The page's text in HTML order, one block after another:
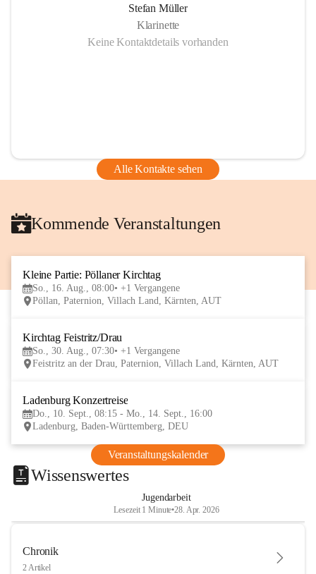
Stefan Müller
Klarinette
Keine Kontaktdetails vorhanden
Alle Kontakte sehen
Kommende Veranstaltungen
Kleine Partie: Pöllaner Kirchtag
So., 16. Aug., 08:00 +1 Vergangene
Pöllan, Paternion, Villach Land, Kärnten, AUT
Kirchtag Feistritz/Drau
So., 30. Aug., 07:30 +1 Vergangene
Feistritz an der Drau, Paternion, Villach Land, Kärnten, AUT
Ladenburg Konzertreise
Do., 10. Sept., 08:15 - Mo., 14. Sept., 16:00
Ladenburg, Baden-Württemberg, DEU
Veranstaltungskalender
Wissenswertes
Jugendarbeit
Lesezeit 1 Minute•28. Apr. 2026
Chronik
2 Artikel